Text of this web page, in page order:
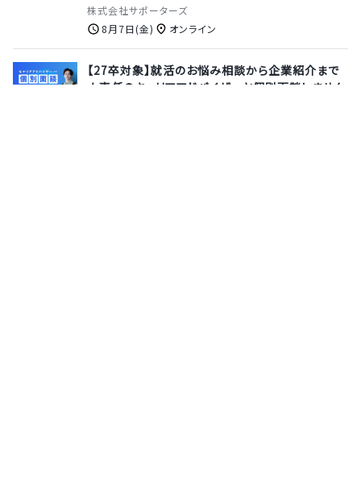
株式会社サポーターズ
8月7日(金)
オンライン
【27卒対象】就活のお悩み相談から企業紹介まで
★専任のキャリアアドバイザーと個別面談しません